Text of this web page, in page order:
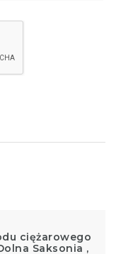
ciężarowego
Saksonia ,